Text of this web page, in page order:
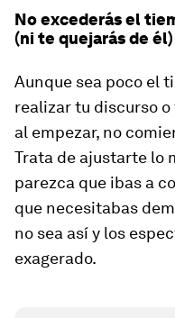
No excederás el
(ni te quejarás de él)
Aunque sea poco el
realizar tu discurso
al empezar, no
Trata de ajustarte lo
parezca que ibas a
que necesitabas
no sea así y los
exagerado.